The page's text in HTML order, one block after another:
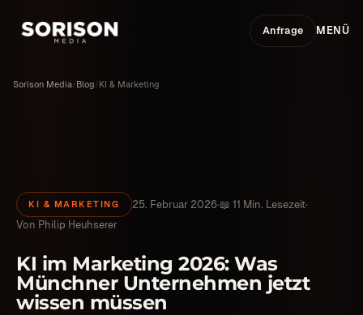
Anfrage MENÜ
Sorison Media/Blog/KI & Marketing
KI & MARKETING 25. Februar 2026·📖 11 Min. Lesezeit·
Von Philip Heuhserer
KI im Marketing 2026: Was
Münchner Unternehmen jetzt
wissen müssen